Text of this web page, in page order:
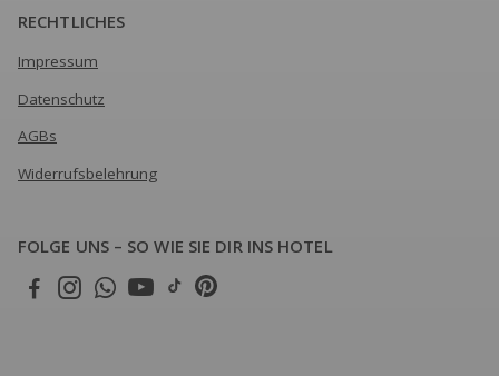
RECHTLICHES
Impressum
Datenschutz
AGBs
Widerrufsbelehrung
FOLGE UNS – SO WIE SIE DIR INS HOTEL